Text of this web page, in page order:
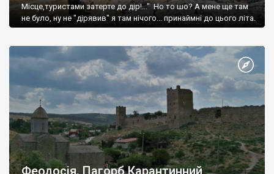
Місце,туристами затерте до дір!..." Но то шо? А мене ще там
не було, ну не "дірявив" я там нічого... принаймні до цього літа.
Феодосія. Пагорб Карантинний